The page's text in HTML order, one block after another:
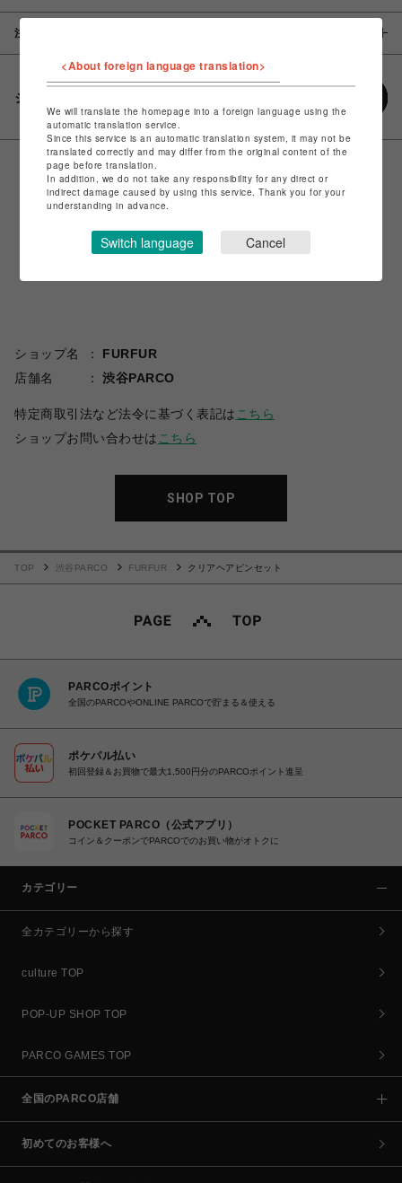
注意事項
シェアする
ショップ名
FURFUR
店舗名
渋谷PARCO
特定商取引法など法令に基づく表記は こちら
ショップお問い合わせは こちら
SHOP TOP
TOP 渋谷PARCO FURFUR クリアヘアピンセット
PARCOポイント
全国のPARCOやONLINE PARCOで貯まる＆使える
ポケパル払い
初回登録＆お買物で最大1,500円分のPARCOポイント進呈
POCKET PARCO（公式アプリ）
コイン＆クーポンでPARCOでのお買い物がオトクに
カテゴリー
全カテゴリーから探す
culture TOP
POP-UP SHOP TOP
PARCO GAMES TOP
全国のPARCO店舗
初めてのお客様へ
<About foreign language translation>
We will translate the homepage into a foreign language using the
automatic translation service.
Since this service is an automatic translation system, it may not be
translated correctly and may differ from the original content of the
page before translation.
In addition, we do not take any responsibility for any direct or
indirect damage caused by using this service. Thank you for your
understanding in advance.
Switch language Cancel